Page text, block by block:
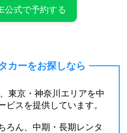
公式で予約する
カーをお探しなら
東京・神奈川エリアを中
ビスを提供しています。
ろん、中期・長期レンタ